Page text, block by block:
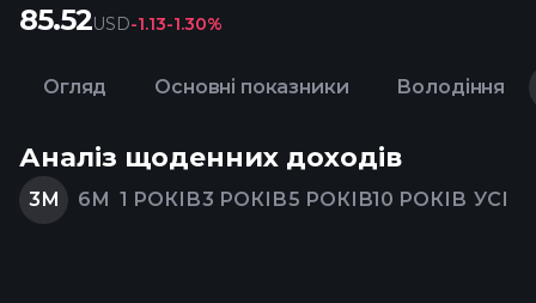
85.52USD-1.13-1.30%
Огляд Основні показники Володіння
Аналіз щоденних доходів
3М 6М 1 РОКІВ3 РОКІВ5 РОКІВ10 РОКІВ УСІ